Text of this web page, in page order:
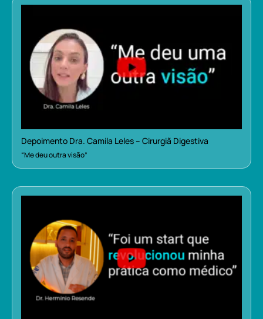
Depoimento Dra. Camila Leles – Cirurgiã Digestiva
“Me deu outra visão”